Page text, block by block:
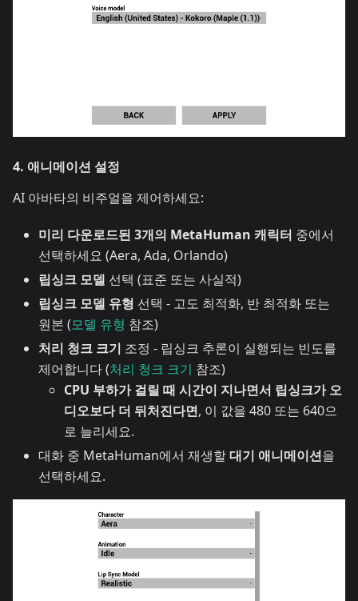
4. 애니메이션 설정
AI 아바타의 비주얼을 제어하세요:
미리 다운로드된 3개의 MetaHuman 캐릭터 중에서
선택하세요 (Aera, Ada, Orlando)
립싱크 모델 선택 (표준 또는 사실적)
립싱크 모델 유형 선택 - 고도 최적화, 반 최적화 또는
원본 (모델 유형 참조)
처리 청크 크기 조정 - 립싱크 추론이 실행되는 빈도를
제어합니다 (처리 청크 크기 참조)
CPU 부하가 걸릴 때 시간이 지나면서 립싱크가 오
디오보다 더 뒤처진다면, 이 값을 480 또는 640으
로 늘리세요.
대화 중 MetaHuman에서 재생할대기 애니메이션을
선택하세요.